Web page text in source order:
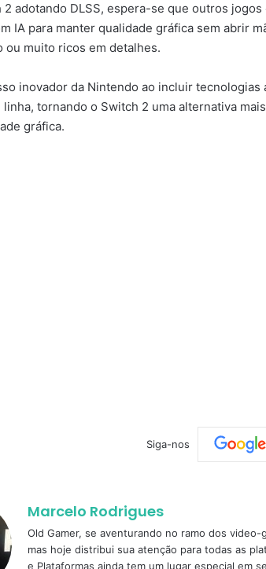
2 adotando DLSS, espera-se que outros
IA para manter qualidade gráfica sem abrir
ou muito ricos em detalhes.
inovador da Nintendo ao incluir
tornando o Switch 2 uma alternativa
gráfica.
Siga-nos
Marcelo Rodrigues
Old Gamer, se aventurando no ramo dos
mas hoje distribui sua atenção para todas as
e Plataformas ainda tem um lugar especial em